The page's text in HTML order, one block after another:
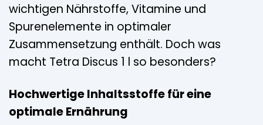
wichtigen Nährstoffe, Vitamine und
Spurenelemente in optimaler
Zusammensetzung enthält. Doch was
macht Tetra Discus 1 l so besonders?
Hochwertige Inhaltsstoffe für eine
optimale Ernährung